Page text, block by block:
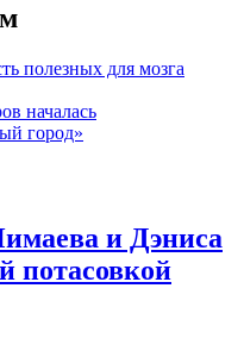
полезных для мозга
началась
город»
и Дэниса
потасовкой